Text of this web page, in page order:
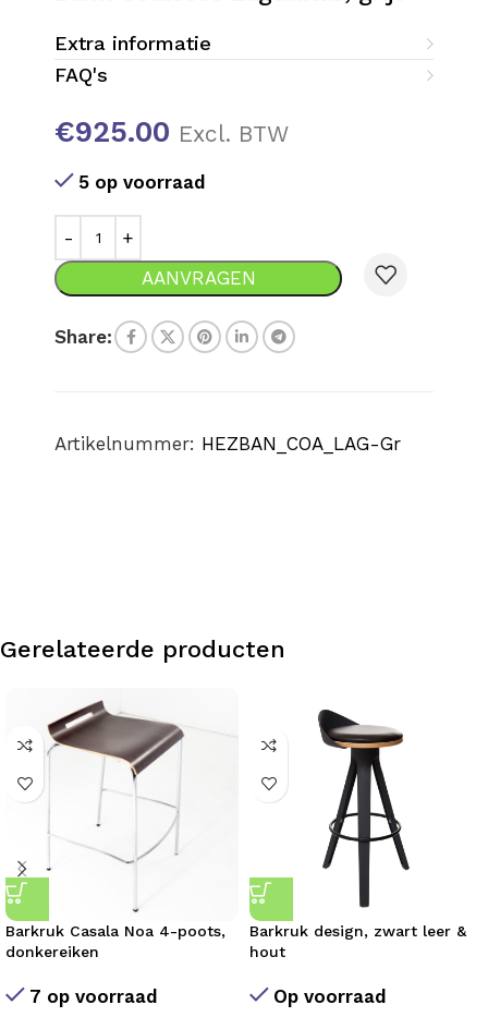
Extra informatie
FAQ's
€925.00 Excl. BTW
5 op voorraad
AANVRAGEN
Share:
Artikelnummer: HEZBAN_COA_LAG-Gr
Gerelateerde producten
Barkruk Casala Noa 4-poots,
donkereiken
7 op voorraad
Barkruk design, zwart leer &
hout
Op voorraad